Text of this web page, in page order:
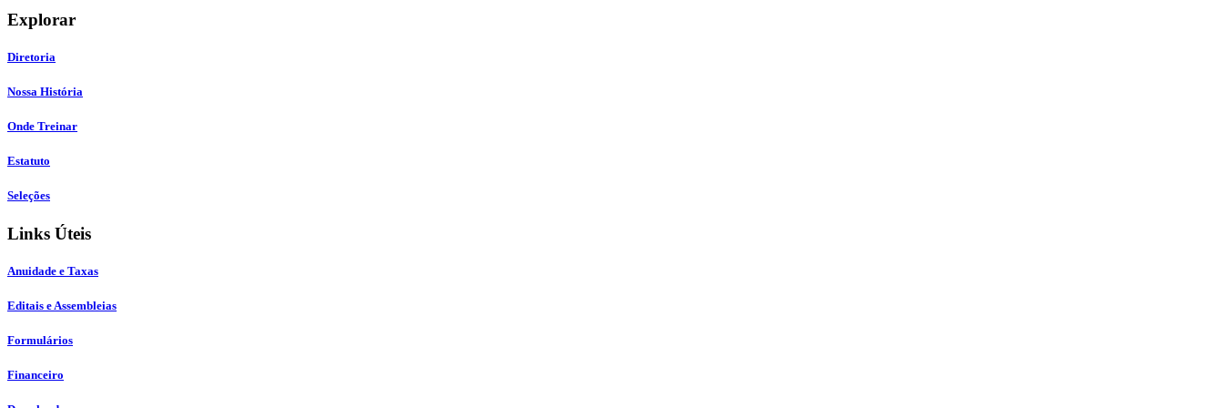
Explorar
Diretoria
Nossa História
Onde Treinar
Estatuto
Seleções
Links Úteis
Anuidade e Taxas
Editais e Assembleias
Formulários
Financeiro